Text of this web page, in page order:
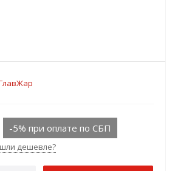
-5% при оплате по СБП
дешевле?